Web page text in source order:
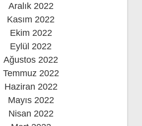
Aralık 2022
Kasım 2022
Ekim 2022
Eylül 2022
Ağustos 2022
Temmuz 2022
Haziran 2022
Mayıs 2022
Nisan 2022